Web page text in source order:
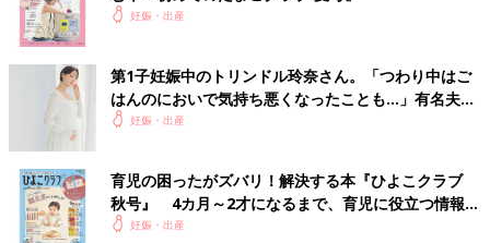
［きつね＊プロフィール］
5歳と 2歳を育てている、現在妊娠4ヶ月のママ。在宅でできる仕
事を少しずつしていますが、再就職を考えて資格を取ろうかと検
討中です。いくつになっても、子どもたちと一緒の目線で遊べる
ママになることを目指しています。
※この記事は個人の体験記です。記事に掲載の画像はイメージで
す。
妊娠・出産
第1子妊娠中のトリンドル玲奈さん。「つわり中はご
はんのにおいで気持ち悪くなったことも…」有名夫婦
のYouTubeから学んだ夫がつわり中にしたことと
妊娠・出産
育児の困ったがズバリ！解決する本『ひよこクラブ
秋号』 4カ月～2才になるまで、育児に役立つ情報が
いっぱい！
妊娠・出産